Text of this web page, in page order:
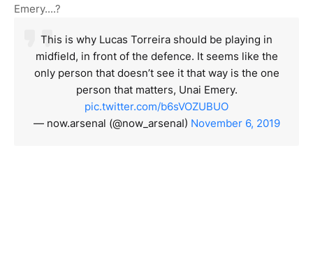
Emery....?
This is why Lucas Torreira should be playing in
midfield, in front of the defence. It seems like the
only person that doesn’t see it that way is the one
person that matters, Unai Emery.
pic.twitter.com/b6sVOZUBUO
— now.arsenal (@now_arsenaI) November 6, 2019